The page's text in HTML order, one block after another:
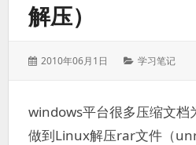
解压）
发
2010年06月1日
分
学习笔记
windows平台很多压缩文档
做到Linux解压rar文件（